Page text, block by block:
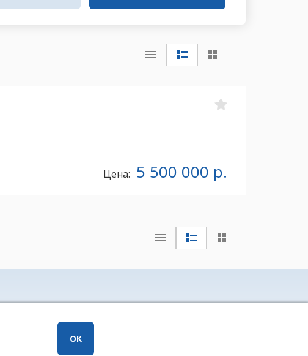
Цена: 5 500 000 р.
недвижимости «Риэлт» Мурманск, ул. Полярные Зори, 20, офис 1,
(8152) 24 44 42,
возможно только при установке прямой ссылки на страницу-
ОК